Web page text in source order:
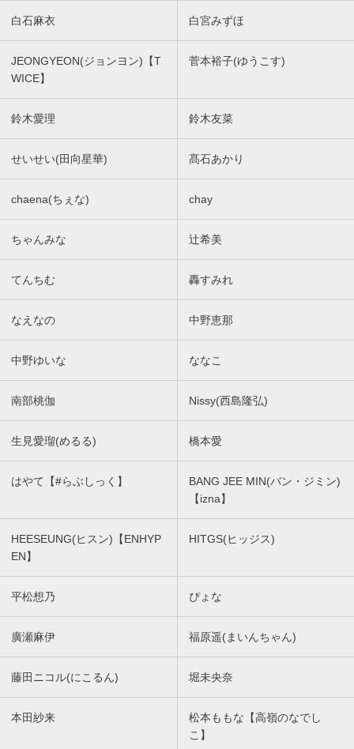
白石麻衣 白宮みずほ
JEONGYEON(ジョンヨン)【T
WICE】
菅本裕子(ゆうこす)
鈴木愛理 鈴木友菜
せいせい(田向星華) 髙石あかり
chaena(ちぇな) chay
ちゃんみな 辻希美
てんちむ 轟すみれ
なえなの 中野恵那
中野ゆいな ななこ
南部桃伽 Nissy(西島隆弘)
生見愛瑠(めるる) 橋本愛
はやて【#らぶしっく】
BANG JEE MIN(バン・ジミン)
【izna】
HEESEUNG(ヒスン)【ENHYP
EN】
HITGS(ヒッジス)
平松想乃 ぴょな
廣瀬麻伊 福原遥(まいんちゃん)
藤田ニコル(にこるん) 堀未央奈
本田紗来
松本ももな【高嶺のなでし
こ】